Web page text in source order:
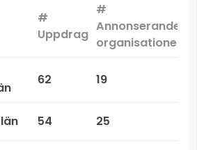
#
Uppdrag
#
Annonserande
organisationer
62 19
54 25